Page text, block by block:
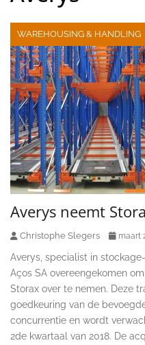
WAREHOUSING & HANDLING
Averys neemt
Christophe Slegers maart
Averys, specialist in
Aços SA overeengekomen
Storax over te nemen. Deze
goedkeuring van de
concurrentie en wordt
2de kwartaal van 2018. De